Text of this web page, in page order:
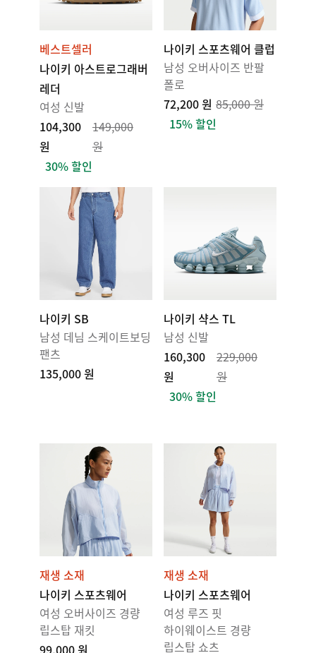
베스트셀러
나이키 아스트로그래버
레더
여성 신발
104,300
원
149,000
원
30% 할인
나이키 스포츠웨어 클럽
남성 오버사이즈 반팔
폴로
72,200 원 85,000 원
15% 할인
나이키 SB
남성 데님 스케이트보딩
팬츠
135,000 원
나이키 샥스 TL
남성 신발
160,300
원
229,000
원
30% 할인
재생 소재
나이키 스포츠웨어
여성 오버사이즈 경량
립스탑 재킷
99,000 원
재생 소재
나이키 스포츠웨어
여성 루즈 핏
하이웨이스트 경량
립스탑 쇼츠